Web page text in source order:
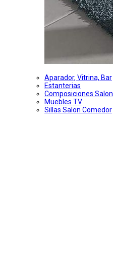
Aparador, Vitrina, Bar
Estanterias
Composiciones Salon
Muebles TV
Sillas Salon Comedor